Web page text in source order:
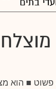
מוצלח
הוא אתגר לא פשוט ■